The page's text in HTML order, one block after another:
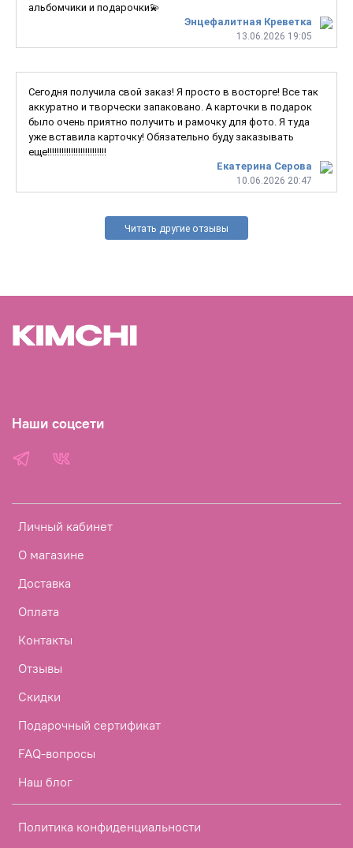
Энцефалитная Креветка
13.06.2026 19:05
альбомчики и подарочки💫
Екатерина Серова
10.06.2026 20:47
Сегодня получила свой заказ! Я просто в восторге! Все так
аккуратно и творчески запаковано. А карточки в подарок
было очень приятно получить и рамочку для фото. Я туда
уже вставила карточку! Обязательно буду заказывать
еще!!!!!!!!!!!!!!!!!!!!!!!!!
Читать другие отзывы
Личный кабинет
О магазине
Доставка
Оплата
Контакты
Отзывы
Скидки
Подарочный сертификат
FAQ-вопросы
Наш блог
Политика конфиденциальности
Наши соцсети